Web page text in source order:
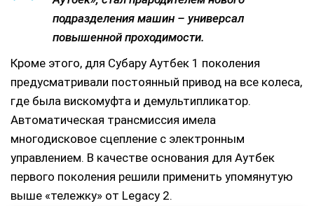
подразделения машин – универсал
повышенной проходимости.
Кроме этого, для Субару Аутбек 1 поколения
предусматривали постоянный привод на все колеса,
где была вискомуфта и демультипликатор.
Автоматическая трансмиссия имела
многодисковое сцепление с электронным
управлением. В качестве основания для Аутбек
первого поколения решили применить упомянутую
выше «тележку» от Legacy 2.